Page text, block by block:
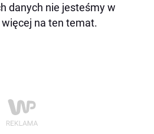
danych nie jesteśmy w
na ten temat.